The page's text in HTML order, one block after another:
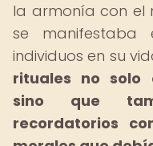
la armonía con el
se
individuos en su
rituales no solo
sino que
recordatorios